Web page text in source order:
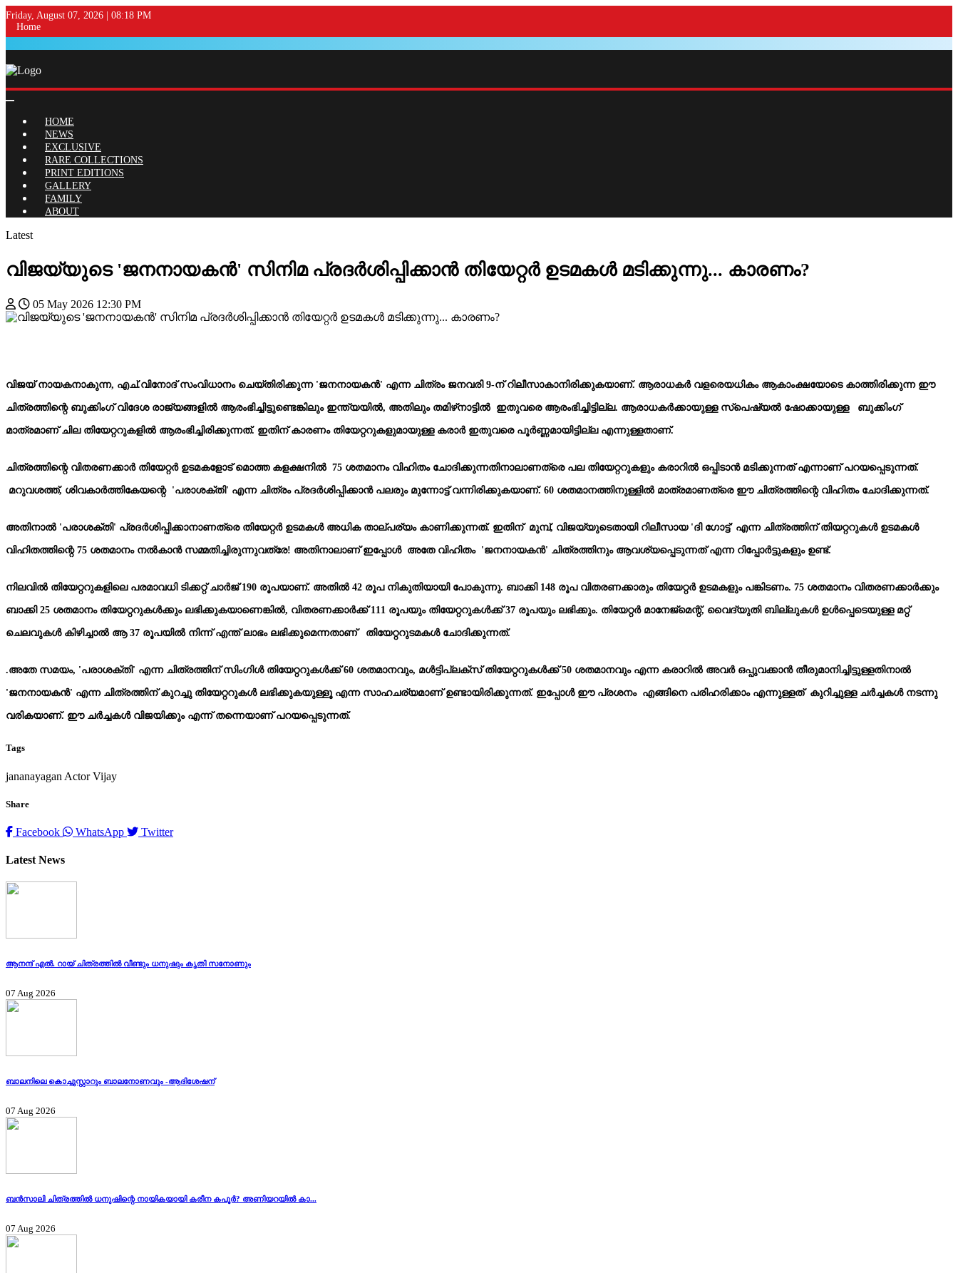
Friday, August 07, 2026 | 08:18 PM
Home
HOME
NEWS
EXCLUSIVE
RARE COLLECTIONS
PRINT EDITIONS
GALLERY
FAMILY
ABOUT
Latest
വിജയ്‌യുടെ 'ജനനായകൻ' സിനിമ പ്രദർശിപ്പിക്കാൻ തിയേറ്റർ ഉടമകൾ മടിക്കുന്നു... കാരണം?
05 May 2026 12:30 PM
വിജയ് നായകനാകുന്ന, എച്.വിനോദ് സംവിധാനം ചെയ്തിരിക്കുന്ന 'ജനനായകൻ' എന്ന ചിത്രം ജനവരി 9-ന് റിലീസാകാനിരിക്കുകയാണ്. ആരാധകർ വളരെയധികം ആകാംക്ഷയോടെ കാത്തിരിക്കുന്ന ഈ
ചിത്രത്തിന്റെ ബുക്കിംഗ് വിദേശ രാജ്യങ്ങളിൽ ആരംഭിച്ചിട്ടുണ്ടെങ്കിലും ഇന്ത്യയിൽ, അതിലും തമിഴ്‌നാട്ടിൽ ഇതുവരെ ആരംഭിച്ചിട്ടില്ല. ആരാധകർക്കായുള്ള സ്പെഷ്യൽ ഷോക്കായുള്ള ബുക്കിംഗ്
മാത്രമാണ് ചില തിയേറ്ററുകളിൽ ആരംഭിച്ചിരിക്കുന്നത്. ഇതിന് കാരണം തിയേറ്ററുകളുമായുള്ള കരാർ ഇതുവരെ പൂർണ്ണമായിട്ടില്ല എന്നുള്ളതാണ്.
ചിത്രത്തിന്റെ വിതരണക്കാർ തിയേറ്റർ ഉടമകളോട് മൊത്ത കളക്ഷനിൽ 75 ശതമാനം വിഹിതം ചോദിക്കുന്നതിനാലാണത്രെ പല തിയേറ്ററുകളും കരാറിൽ ഒപ്പിടാൻ മടിക്കുന്നത് എന്നാണ് പറയപ്പെടുന്നത്.
മറുവശത്ത്, ശിവകാർത്തികേയന്റെ 'പരാശക്തി' എന്ന ചിത്രം പ്രദർശിപ്പിക്കാൻ പലരും മുന്നോട്ട് വന്നിരിക്കുകയാണ്. 60 ശതമാനത്തിനുള്ളിൽ മാത്രമാണത്രെ ഈ ചിത്രത്തിന്റെ വിഹിതം ചോദിക്കുന്നത്.
അതിനാൽ 'പരാശക്തി' പ്രദർശിപ്പിക്കാനാണത്രെ തിയേറ്റർ ഉടമകൾ അധിക താല്പര്യം കാണിക്കുന്നത്. ഇതിന് മുമ്പ്, വിജയ്‌യുടെതായി റിലീസായ 'ദി ഗോട്ട്' എന്ന ചിത്രത്തിന് തിയറ്ററുകൾ ഉടമകൾ
വിഹിതത്തിന്റെ 75 ശതമാനം നൽകാൻ സമ്മതിച്ചിരുന്നുവത്രേ! അതിനാലാണ് ഇപ്പോൾ അതേ വിഹിതം 'ജനനായകൻ' ചിത്രത്തിനും ആവശ്യപ്പെടുന്നത് എന്ന റിപ്പോർട്ടുകളും ഉണ്ട്.
നിലവിൽ തിയേറ്ററുകളിലെ പരമാവധി ടിക്കറ്റ് ചാർജ് 190 രൂപയാണ്. അതിൽ 42 രൂപ നികുതിയായി പോകുന്നു. ബാക്കി 148 രൂപ വിതരണക്കാരും തിയേറ്റർ ഉടമകളും പങ്കിടണം. 75 ശതമാനം വിതരണക്കാർക്കും
ബാക്കി 25 ശതമാനം തിയേറ്ററുകൾക്കും ലഭിക്കുകയാണെങ്കിൽ, വിതരണക്കാർക്ക് 111 രൂപയും തിയേറ്ററുകൾക്ക് 37 രൂപയും ലഭിക്കും. തിയേറ്റർ മാനേജ്‌മെന്റ്, വൈദ്യുതി ബില്ലുകൾ ഉൾപ്പെടെയുള്ള മറ്റ്
ചെലവുകൾ കിഴിച്ചാൽ ആ 37 രൂപയിൽ നിന്ന് എന്ത് ലാഭം ലഭിക്കുമെന്നതാണ് തിയേറ്ററുടമകൾ ചോദിക്കുന്നത്.
.അതേ സമയം, 'പരാശക്തി' എന്ന ചിത്രത്തിന് സിംഗിൾ തിയേറ്ററുകൾക്ക് 60 ശതമാനവും, മൾട്ടിപ്ലക്സ് തിയേറ്ററുകൾക്ക് 50 ശതമാനവും എന്ന കരാറിൽ അവർ ഒപ്പുവക്കാൻ തീരുമാനിച്ചിട്ടുള്ളതിനാൽ
'ജനനായകൻ' എന്ന ചിത്രത്തിന് കുറച്ചു തിയേറ്ററുകൾ ലഭിക്കുകയുള്ളൂ എന്ന സാഹചര്യമാണ് ഉണ്ടായിരിക്കുന്നത്. ഇപ്പോൾ ഈ പ്രശനം എങ്ങിനെ പരിഹരിക്കാം എന്നുള്ളത് കുറിച്ചുള്ള ചർച്ചകൾ നടന്നു
വരികയാണ്. ഈ ചർച്ചകൾ വിജയിക്കും എന്ന് തന്നെയാണ് പറയപ്പെടുന്നത്.
Tags
jananayagan Actor Vijay
Share
Facebook WhatsApp Twitter
Latest News
ആനന്ദ് എൽ. റായ് ചിത്രത്തിൽ വീണ്ടും ധനുഷും കൃതി സനോണും
07 Aug 2026
ബാലനിലെ കൊച്ചുസ്റ്റാറും ബാലനോണവും -ആദിശേഷന്
07 Aug 2026
ബൻസാലി ചിത്രത്തിൽ ധനുഷിന്റെ നായികയായി കരീന കപൂർ? അണിയറയിൽ കാ...
07 Aug 2026